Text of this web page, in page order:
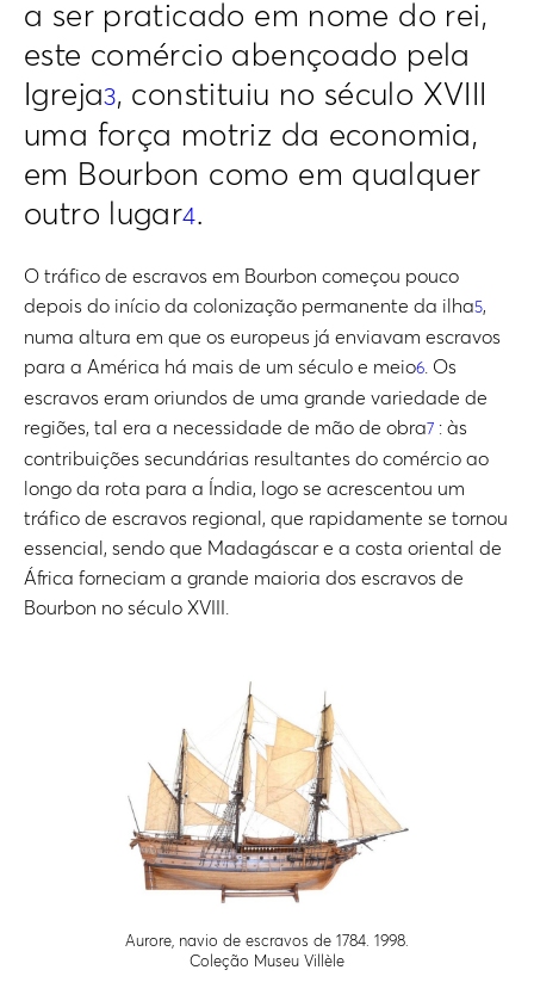
a ser praticado em nome do rei,
este comércio abençoado pela
Igreja3, constituiu no século XVIII
uma força motriz da economia,
em Bourbon como em qualquer
outro lugar4.
O tráfico de escravos em Bourbon começou pouco
depois do início da colonização permanente da ilha5,
numa altura em que os europeus já enviavam escravos
para a América há mais de um século e meio6
. Os
escravos eram oriundos de uma grande variedade de
regiões, tal era a necessidade de mão de obra7 : às
contribuições secundárias resultantes do comércio ao
longo da rota para a Índia, logo se acrescentou um
tráfico de escravos regional, que rapidamente se tornou
essencial, sendo que Madagáscar e a costa oriental de
África forneciam a grande maioria dos escravos de
Bourbon no século XVIII.
Aurore, navio de escravos de 1784. 1998.
Coleção Museu Villèle